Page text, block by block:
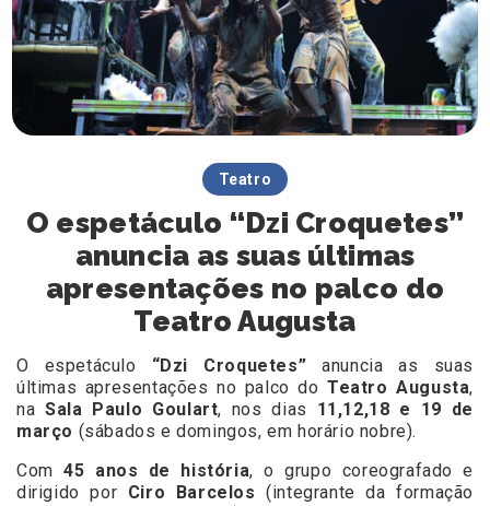
Teatro
O espetáculo “Dzi Croquetes”
anuncia as suas últimas
apresentações no palco do
Teatro Augusta
O espetáculo “Dzi Croquetes” anuncia as suas
últimas apresentações no palco doTeatro Augusta,
naSala Paulo Goulart, nos dias 11,12,18 e 19 de
março (sábados e domingos, em horário nobre).
Com 45 anos de história, o grupo coreografado e
dirigido por Ciro Barcelos (integrante da formação